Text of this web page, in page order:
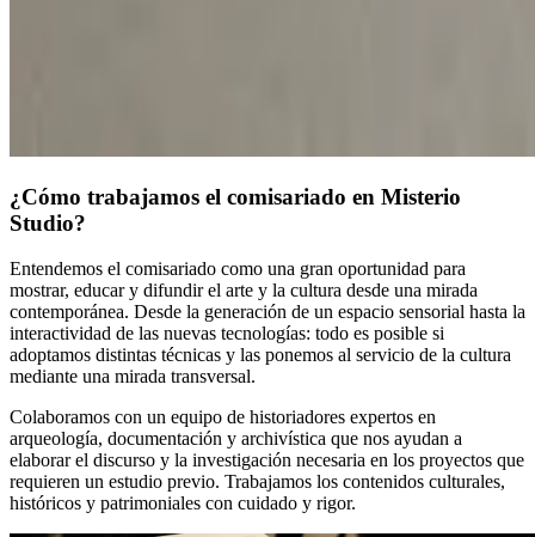
¿Cómo trabajamos el comisariado en Misterio
Studio?
Entendemos el comisariado como una gran oportunidad para
mostrar, educar y difundir el arte y la cultura desde una mirada
contemporánea. Desde la generación de un espacio sensorial hasta la
interactividad de las nuevas tecnologías: todo es posible si
adoptamos distintas técnicas y las ponemos al servicio de la cultura
mediante una mirada transversal.
Colaboramos con un equipo de historiadores expertos en
arqueología, documentación y archivística que nos ayudan a
elaborar el discurso y la investigación necesaria en los proyectos que
requieren un estudio previo. Trabajamos los contenidos culturales,
históricos y patrimoniales con cuidado y rigor.